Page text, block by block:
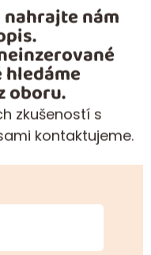
nám
hledáme
oboru.
zkušeností s
kontaktujeme.